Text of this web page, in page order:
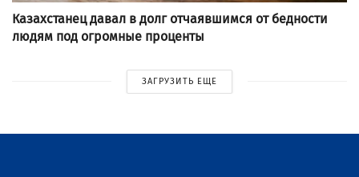
Казахстанец давал в долг отчаявшимся от бедности
людям под огромные проценты
ЗАГРУЗИТЬ ЕЩЕ